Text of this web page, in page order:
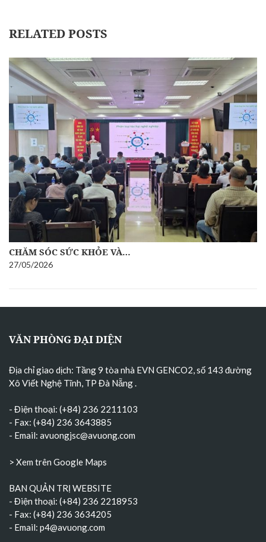
RELATED POSTS
CHĂM SÓC SỨC KHỎE VÀ…
27/05/2026
VĂN PHÒNG ĐẠI DIỆN
Địa chỉ giao dịch: Tầng 9 tòa nhà EVN GENCO2, số 143 đường
Xô Viết Nghệ Tĩnh, TP Đà Nẵng.
- Điện thoại: (+84) 236 2211103
- Fax: (+84) 236 3643885
- Email: avuongjsc@avuong.com
> Xem trên Google Maps
BAN QUẢN TRỊ WEBSITE
- Điện thoại: (+84) 236 2218953
- Fax: (+84) 236 3634205
- Email: p4@avuong.com